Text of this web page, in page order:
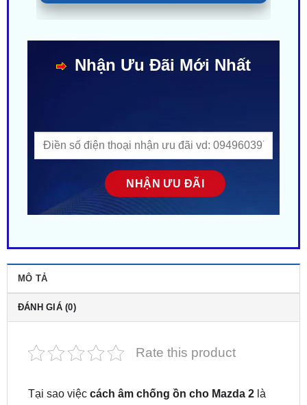
ĐÁNH GIÁ (0)
Tại sao việc cách âm chống ồn cho Mazda 2
dòng xe được ưa chuộng tuy nhiên Mazda 2 vẫn có